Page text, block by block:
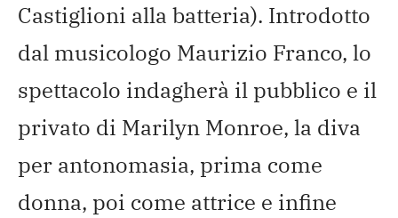
Castiglioni alla batteria). Introdotto
dal musicologo Maurizio Franco, lo
spettacolo indagherà il pubblico e il
privato di Marilyn Monroe, la diva
per antonomasia, prima come
donna, poi come attrice e infine